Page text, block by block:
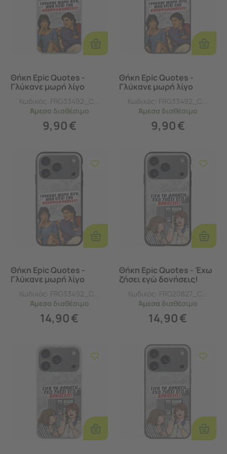
Προσθήκη
Στο
Καλάθι
Θήκη Epic Quotes -
Γλύκανε μωρή λίγο
TPU (Διάφανη Σιλικόνη)
Κωδικός: FRG33492_C...
Άμεσα διαθέσιμο
9,90€
Στο
Καλάθι
Θήκη Epic Quotes -
Γλύκανε μωρή λίγο
(Μαύρη Σιλικόνη)
Κωδικός: FRG33492_C...
Άμεσα διαθέσιμο
9,90€
Προσθήκη
Στο
Καλάθι
Θήκη Epic Quotes -
Γλύκανε μωρή λίγο
TPU (Tempered Glass
και TPU)
Κωδικός: FRG33492_C...
Άμεσα διαθέσιμο
14,90€
Στο
Καλάθι
Θήκη Epic Quotes - Έχω
ζήσει εγώ δονήσεις!
TPU (Tempered Glass
και TPU)
Κωδικός: FRG20827_C...
Άμεσα διαθέσιμο
14,90€
Προσθήκη
Στο
Καλάθι
Στο
Καλάθι